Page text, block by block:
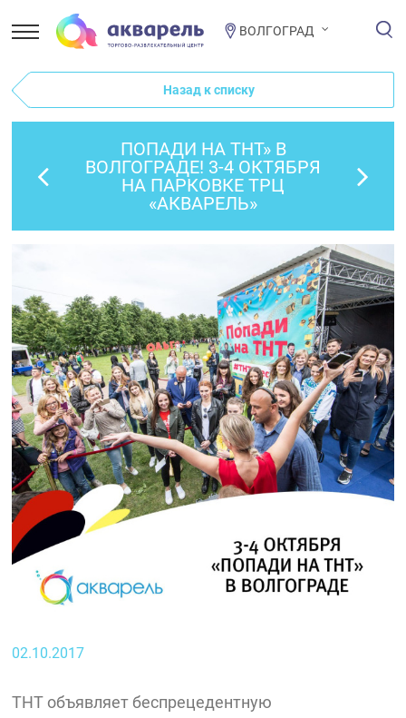
ВОЛГОГРАД
Назад к списку
ПОПАДИ НА ТНТ» В
ВОЛГОГРАДЕ! 3-4 ОКТЯБРЯ
НА ПАРКОВКЕ ТРЦ
«АКВАРЕЛЬ»
02.10.2017
ТНТ объявляет беспрецедентную